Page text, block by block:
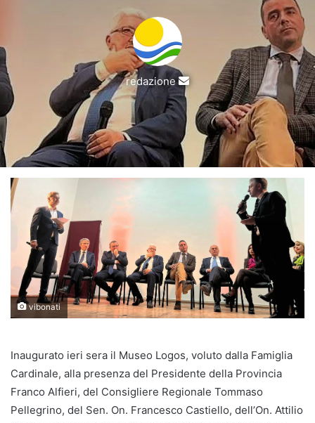
redazione
Invia
un'email
vibonati
Inaugurato ieri sera il Museo Logos, voluto dalla Famiglia
Cardinale, alla presenza del Presidente della Provincia
Franco Alfieri, del Consigliere Regionale Tommaso
Pellegrino, del Sen. On. Francesco Castiello, dell’On. Attilio